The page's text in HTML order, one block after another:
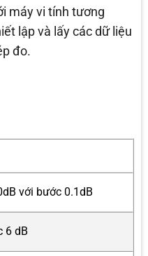
máy vi tính tương
lập và lấy các dữ liệu
đo.
với bước 0.1dB
6 dB